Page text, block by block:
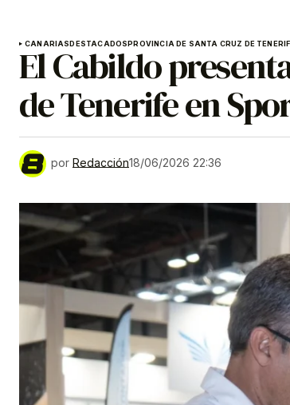
CANARIASDESTACADOSPROVINCIA DE SANTA CRUZ DE
El Cabildo
de Tenerife en
por Redacción18/06/2026 22:36